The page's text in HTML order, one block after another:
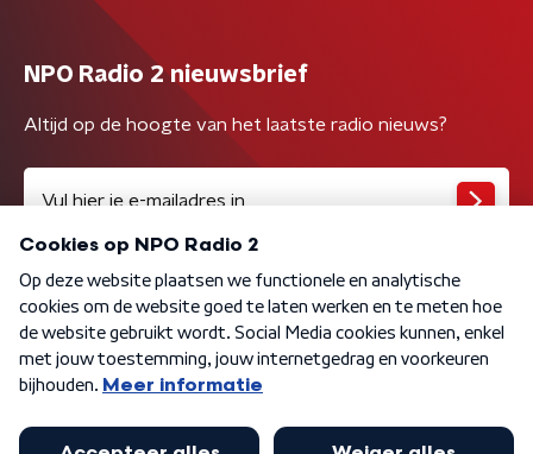
NPO Radio 2 nieuwsbrief
Altijd op de hoogte van het laatste radio nieuws?
Algemene voorwaarden